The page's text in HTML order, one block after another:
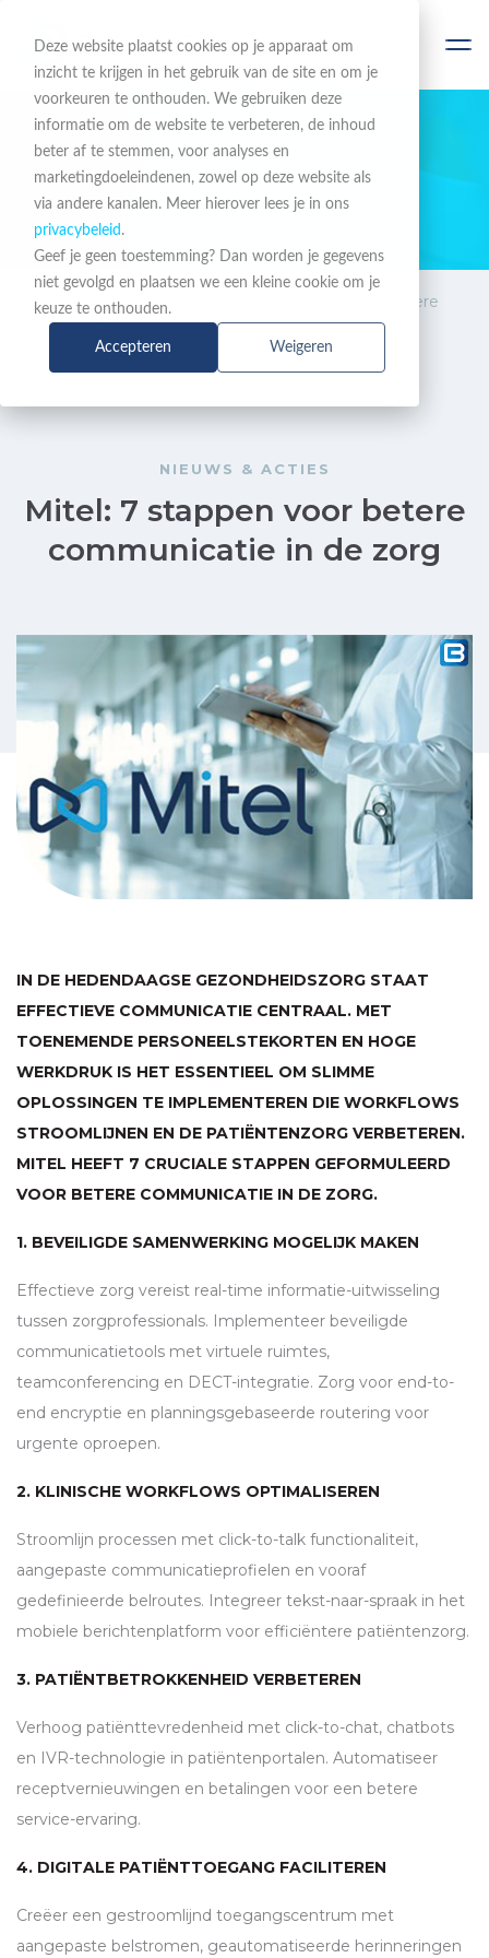
Deze website plaatst cookies op je apparaat om
inzicht te krijgen in het gebruik van de site en om je
voorkeuren te onthouden. We gebruiken deze
informatie om de website te verbeteren, de inhoud
beter af te stemmen, voor analyses en
marketingdoeleindenen, zowel op deze website als
via andere kanalen. Meer hierover lees je in ons
privacybeleid .
Geef je geen toestemming? Dan worden je gegevens
niet gevolgd en plaatsen we een kleine cookie om je
keuze te onthouden.
Accepteren Weigeren
BLIJF OP DE HOOGTE
Nieuws & Acties
Nieuws &
Acties
Mitel: 7 stappen voor betere
communicatie in de zorg
NIEUWS & ACTIES
Mitel: 7 stappen voor betere
communicatie in de zorg
IN DE HEDENDAAGSE GEZONDHEIDSZORG STAAT
EFFECTIEVE COMMUNICATIE CENTRAAL. MET
TOENEMENDE PERSONEELSTEKORTEN EN HOGE
WERKDRUK IS HET ESSENTIEEL OM SLIMME
OPLOSSINGEN TE IMPLEMENTEREN DIE WORKFLOWS
STROOMLIJNEN EN DE PATIËNTENZORG VERBETEREN.
MITEL HEEFT 7 CRUCIALE STAPPEN GEFORMULEERD
VOOR BETERE COMMUNICATIE IN DE ZORG.
1. BEVEILIGDE SAMENWERKING MOGELIJK MAKEN
Effectieve zorg vereist real-time informatie-uitwisseling
tussen zorgprofessionals. Implementeer beveiligde
communicatietools met virtuele ruimtes,
teamconferencing en DECT-integratie. Zorg voor end-to-
end encryptie en planningsgebaseerde routering voor
urgente oproepen.
2. KLINISCHE WORKFLOWS OPTIMALISEREN
Stroomlijn processen met click-to-talk functionaliteit,
aangepaste communicatieprofielen en vooraf
gedefinieerde belroutes. Integreer tekst-naar-spraak in het
mobiele berichtenplatform voor efficiëntere patiëntenzorg.
3. PATIËNTBETROKKENHEID VERBETEREN
Verhoog patiënttevredenheid met click-to-chat, chatbots
en IVR-technologie in patiëntenportalen. Automatiseer
receptvernieuwingen en betalingen voor een betere
service-ervaring.
4. DIGITALE PATIËNTTOEGANG FACILITEREN
Creëer een gestroomlijnd toegangscentrum met
aangepaste belstromen, geautomatiseerde herinneringen